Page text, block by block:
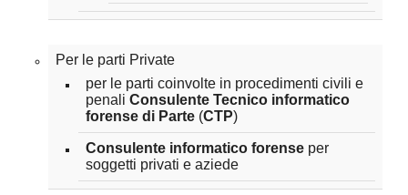
Per le parti Private
per le parti coinvolte in procedimenti civili e
penali Consulente Tecnico informatico
forense di Parte (CTP)
Consulente informatico forense per
soggetti privati e aziede